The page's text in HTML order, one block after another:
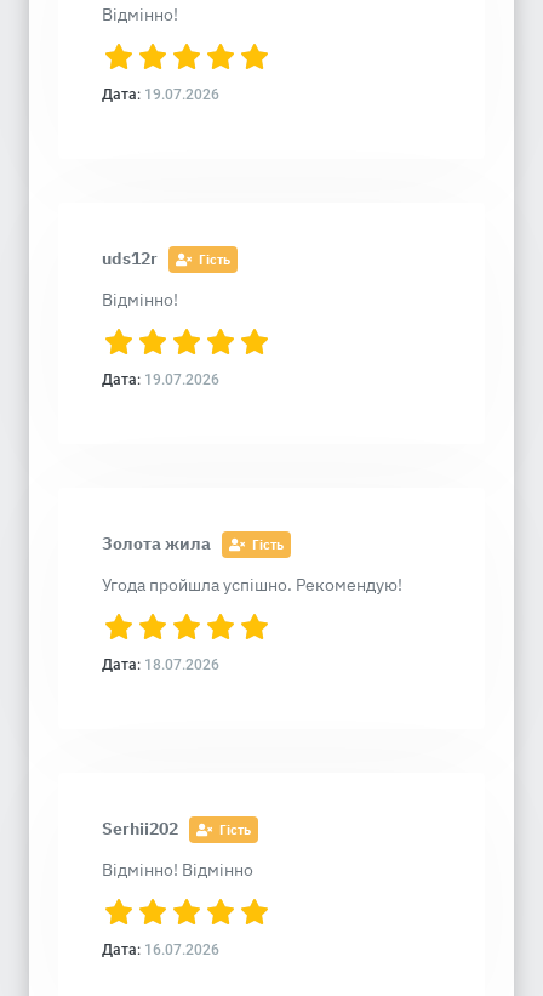
Відмінно!
Дата: 19.07.2026
uds12r Гість
Відмінно!
Дата: 19.07.2026
Золота жила Гість
Угода пройшла успішно. Рекомендую!
Дата: 18.07.2026
Serhii202 Гість
Відмінно! Відмінно
Дата: 16.07.2026